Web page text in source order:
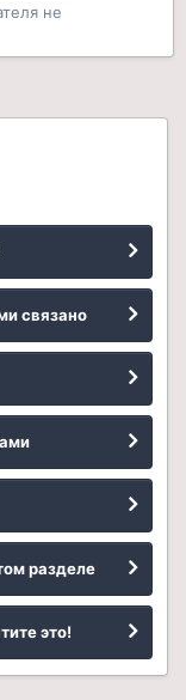
не
связано
разделе
это!